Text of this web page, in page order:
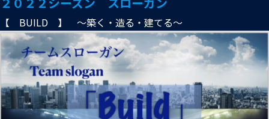
【 BUILD 】 ～築く・造る・建てる～